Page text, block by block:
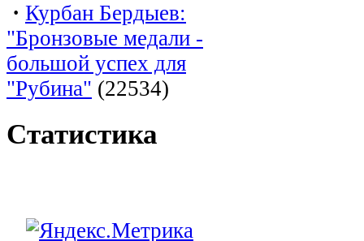
· Курбан Бердыев:
"Бронзовые медали -
большой успех для
"Рубина" (22534)
Статистика